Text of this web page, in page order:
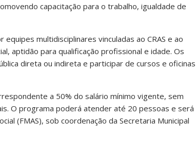
capacitação para o trabalho, igualdade de
multidisciplinares vinculadas ao CRAS e ao
aptidão para qualificação profissional e idade. Os
direta ou indireta e participar de cursos e oficinas
a 50% do salário mínimo vigente, sem
O programa poderá atender até 20 pessoas e será
(FMAS), sob coordenação da Secretaria Municipal